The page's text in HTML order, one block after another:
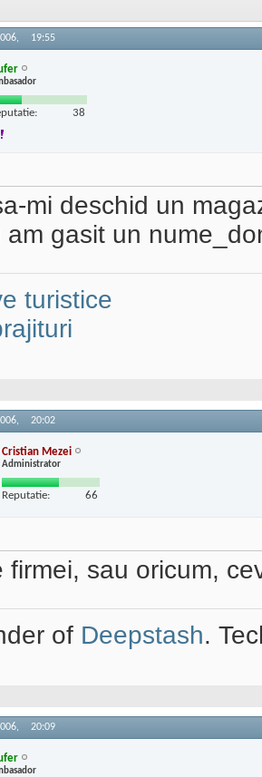
19:55
38
mi deschid un
am gasit un
turistice
20:02
Cristian Mezei
Administrator
Reputatie: 66
firmei, sau oricum,
of Deepstash.
20:09